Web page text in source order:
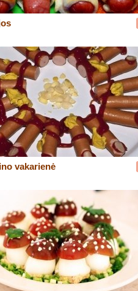
vakarienė